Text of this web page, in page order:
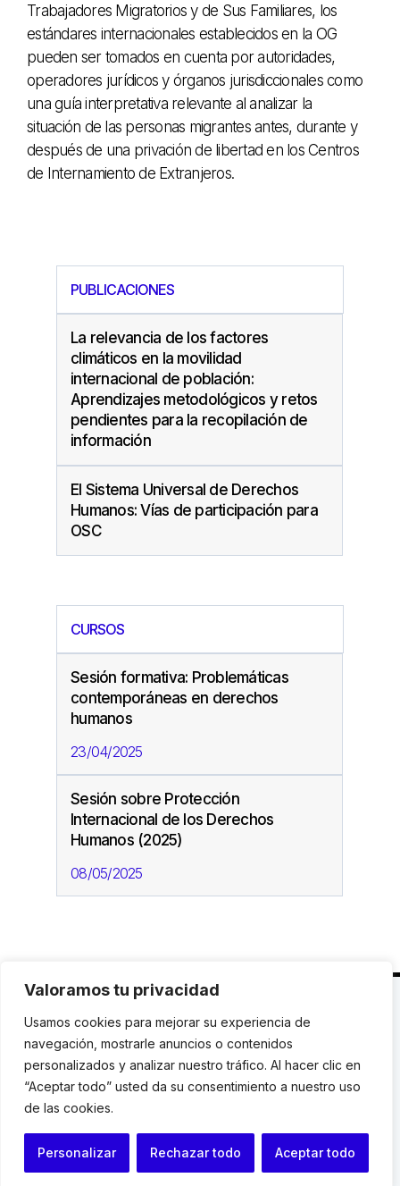
Valoramos tu privacidad
Usamos cookies para mejorar su experiencia de
navegación, mostrarle anuncios o contenidos
personalizados y analizar nuestro tráfico. Al hacer clic en
“Aceptar todo” usted da su consentimiento a nuestro uso
de las cookies.
Personalizar Rechazar todo Aceptar todo
Trabajadores Migratorios y de Sus Familiares, los
estándares internacionales establecidos en la OG
pueden ser tomados en cuenta por autoridades,
operadores jurídicos y órganos jurisdiccionales como
una guía interpretativa relevante al analizar la
situación de las personas migrantes antes, durante y
después de una privación de libertad en los Centros
de Internamiento de Extranjeros.
PUBLICACIONES
La relevancia de los factores
climáticos en la movilidad
internacional de población:
Aprendizajes metodológicos y retos
pendientes para la recopilación de
información
El Sistema Universal de Derechos
Humanos: Vías de participación para
OSC
CURSOS
Sesión formativa: Problemáticas
contemporáneas en derechos
humanos
23/04/2025
Sesión sobre Protección
Internacional de los Derechos
Humanos (2025)
08/05/2025
C. Avinyó 44, 2n | 08002 Barcelona |
T.: +34 93
119 03 72|institut@idhc.org
© Institut de Drets Humans de Catalunya.
Aviso legal|Cookies|Contacto